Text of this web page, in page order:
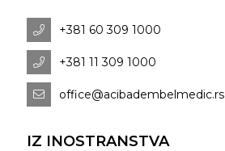
+381 60 309 1000
+381 11 309 1000
office@acibadembelmedic.rs
IZ INOSTRANSTVA